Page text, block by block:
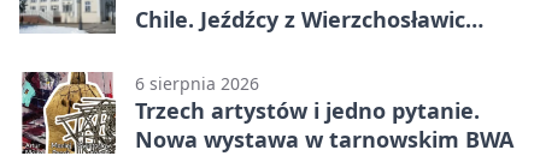
Chile. Jeźdźcy z Wierzchosławic
6 sierpnia 2026
Trzech artystów i jedno pytanie.
Nowa wystawa w tarnowskim BWA